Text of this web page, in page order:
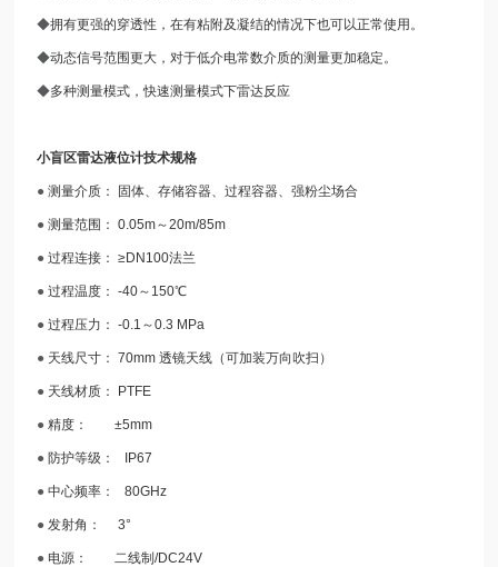
◆拥有更强的穿透性，在有粘附及凝结的情况下也可以正常使用。
◆动态信号范围更大，对于低介电常数介质的测量更加稳定。
◆多种测量模式，快速测量模式下雷达反应
小盲区雷达液位计技术规格
●测量介质： 固体、存储容器、过程容器、强粉尘场合
●测量范围： 0.05m～20m/85m
●过程连接： ≥DN100法兰
●过程温度： -40～150℃
●过程压力： -0.1～0.3 MPa
● 天线尺寸： 70mm 透镜天线（可加装万向吹扫）
● 天线材质： PTFE
●精度： ±5mm
●防护等级： IP67
●中心频率： 80GHz
● 发射角： 3°
● 电源： 二线制/DC24V